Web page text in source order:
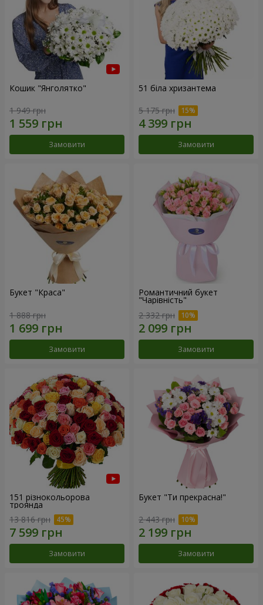
Кошик "Янголятко"
1 949 грн
Замовити
51 біла хризантема
5 175 грн
Замовити
Букет "Краса"
1 888 грн
Замовити
Романтичний букет
"Чарівність"
2 332 грн
Замовити
151 різнокольорова
троянда
13 816 грн
Замовити
Букет "Ти прекрасна!"
2 443 грн
Замовити